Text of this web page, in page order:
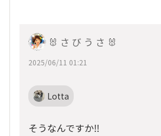
🐰 さ び う さ 🐰
2025/06/11 01:21
Lotta
そうなんですか‼️